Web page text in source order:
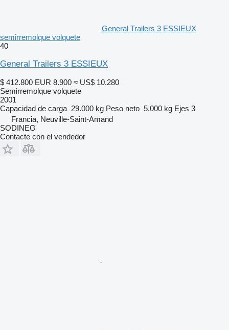
General Trailers 3 ESSIEUX
semirremolque volquete
40
General Trailers 3 ESSIEUX
$ 412.800 EUR 8.900 ≈ US$ 10.280
Semirremolque volquete
2001
Capacidad de carga 29.000 kg Peso neto 5.000 kg Ejes 3
Francia, Neuville-Saint-Amand
SODINEG
Contacte con el vendedor